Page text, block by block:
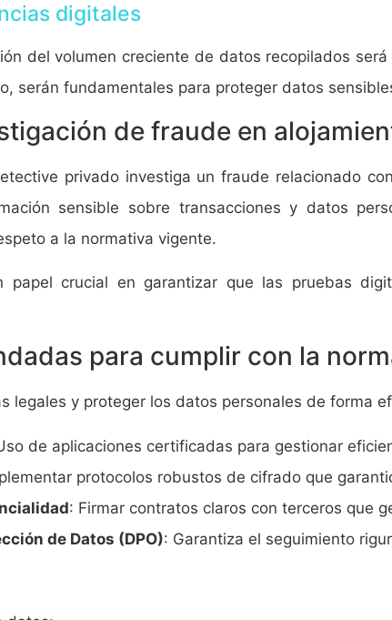
digitales
del volumen creciente de datos recopilados
serán fundamentales para proteger datos
de fraude en
privado investiga un fraude relacionado
sensible sobre transacciones y datos
a la normativa vigente.
papel crucial en garantizar que las pruebas
para cumplir con la
legales y proteger los datos personales de forma
de aplicaciones certificadas para gestionar
protocolos robustos de cifrado que
: Firmar contratos claros con terceros que
de Datos (DPO): Garantiza el seguimiento